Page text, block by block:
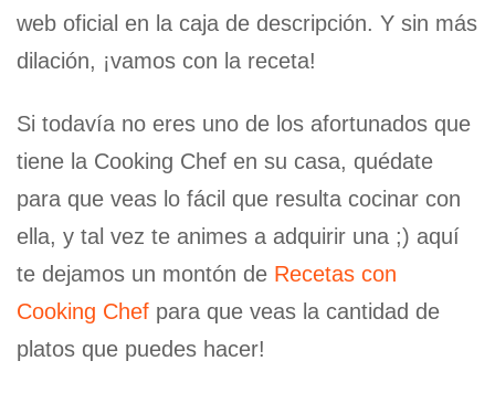
web oficial en la caja de descripción. Y sin más
dilación, ¡vamos con la receta!
Si todavía no eres uno de los afortunados que
tiene la Cooking Chef en su casa, quédate
para que veas lo fácil que resulta cocinar con
ella, y tal vez te animes a adquirir una ;) aquí
te dejamos un montón de Recetas con
Cooking Chef para que veas la cantidad de
platos que puedes hacer!